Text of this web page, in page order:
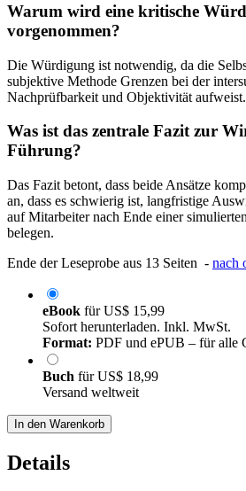
Warum wird eine kritische
vorgenommen?
Die Würdigung ist notwendig, da die
subjektive Methode Grenzen bei der
Nachprüfbarkeit und Objektivität aufweist.
Was ist das zentrale Fazit zur
Führung?
Das Fazit betont, dass beide Ansätze
an, dass es schwierig ist, langfristige
auf Mitarbeiter nach Ende einer
belegen.
Ende der Leseprobe aus 13 Seiten - nach
eBook fürUS$ 15,99
Sofort herunterladen. Inkl. MwSt.
Format: PDF und ePUB – für alle
Buch fürUS$ 18,99
Versand weltweit
In den Warenkorb
Details